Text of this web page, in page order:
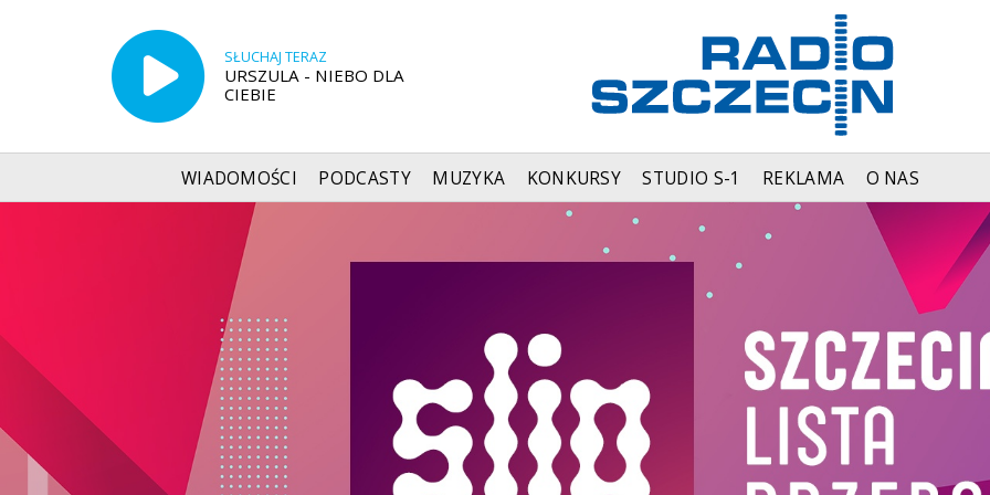
SŁUCHAJ TERAZ
URSZULA - NIEBO DLA
CIEBIE
WIADOMOŚCI PODCASTY MUZYKA KONKURSY STUDIO S-1 REKLAMA O NAS